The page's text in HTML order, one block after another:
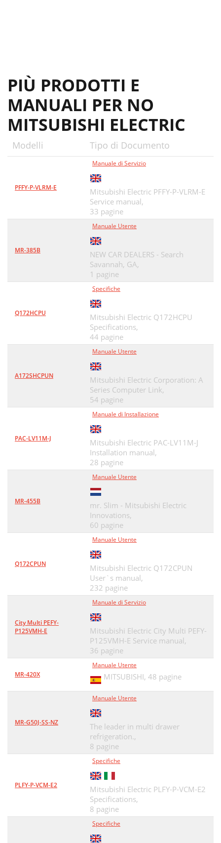
PIÙ PRODOTTI E
MANUALI PER NO
MITSUBISHI ELECTRIC
Modelli Tipo di Documento
PFFY-P-VLRM-E
Manuale di Servizio
Mitsubishi Electric PFFY-P-VLRM-E
Service manual,
33 pagine
MR-385B
Manuale Utente
NEW CAR DEALERS - Search
Savannah, GA,
1 pagine
Q172HCPU
Specifiche
Mitsubishi Electric Q172HCPU
Specifications,
44 pagine
A172SHCPUN
Manuale Utente
Mitsubishi Electric Corporation: A
Series Computer Link,
54 pagine
PAC-LV11M-J
Manuale di Installazione
Mitsubishi Electric PAC-LV11M-J
Installation manual,
28 pagine
MR-455B
Manuale Utente
mr. Slim - Mitsubishi Electric
Innovations,
60 pagine
Q172CPUN
Manuale Utente
Mitsubishi Electric Q172CPUN
User`s manual,
232 pagine
City Multi PEFY-
P125VMH-E
Manuale di Servizio
Mitsubishi Electric City Multi PEFY-
P125VMH-E Service manual,
36 pagine
MR-420X
Manuale Utente
MITSUBISHI, 48 pagine
MR-G50J-SS-NZ
Manuale Utente
The leader in multi drawer
refrigeration.,
8 pagine
PLFY-P-VCM-E2
Specifiche
Mitsubishi Electric PLFY-P-VCM-E2
Specifications,
8 pagine
Specifiche